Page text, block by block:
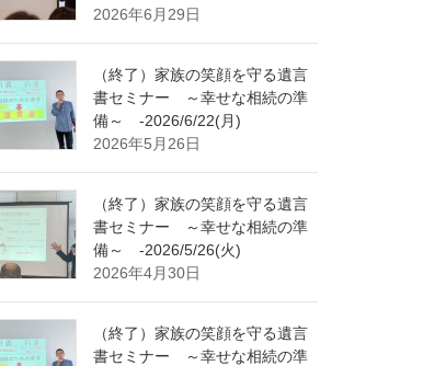
2026年6月29日
（終了）家族の笑顔を守る遺言
書セミナー ～幸せな相続の準
備～ -2026/6/22(月)
2026年5月26日
（終了）家族の笑顔を守る遺言
書セミナー ～幸せな相続の準
備～ -2026/5/26(火)
2026年4月30日
（終了）家族の笑顔を守る遺言
書セミナー ～幸せな相続の準